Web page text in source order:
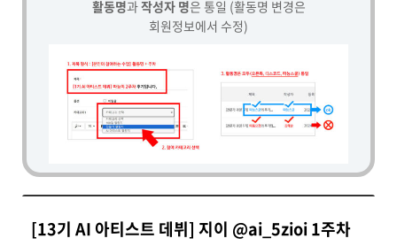
활동명과작성자 명은 통일 (활동명 변경은
회원정보에서 수정)
[13기 AI 아티스트 데뷔] 지이 @ai_5zioi 1주차